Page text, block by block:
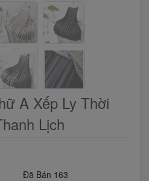
A Xếp Ly Thời
Lịch
Đã Bán 163